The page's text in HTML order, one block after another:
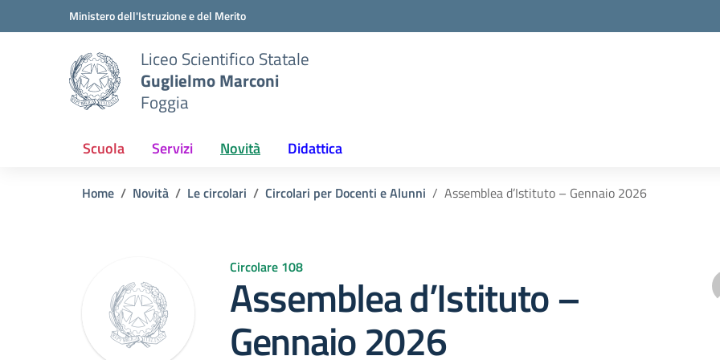
Vai ai contenuti
Vai al menu di navigazioneMinistero dell'Istruzione e del Merito
Liceo Scientifico Statale
Guglielmo Marconi
Foggia
Scuola Servizi Novità Didattica
Home Novità Le circolari Circolari per Docenti e Alunni Assemblea d’Istituto – Gennaio 2026
Circolare 108
Assemblea d’Istituto –
Gennaio 2026